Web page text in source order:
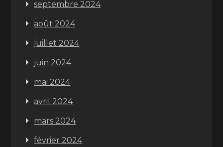
septembre 2024
août 2024
juillet 2024
juin 2024
mai 2024
avril 2024
mars 2024
février 2024